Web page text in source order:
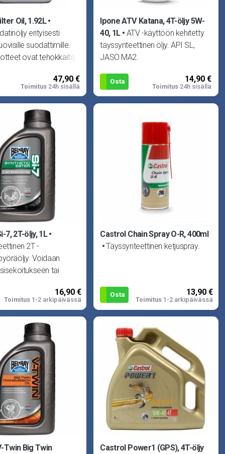
Oil, 1.92L
erityisesti
suodattimille.
ovat tehokkaita,
47,90 €
Toimitus 24h sisällä
Ipone ATV Katana, 4T-öljy 5W-
40, 1L
ATV -käyttöön kehitetty
täyssynteettinen öljy. API SL,
JASO MA2.
Osta 14,90 €
Toimitus 24h sisällä
7, 2T-öljy, 1L
2T -
Voidaan
tai
16,90 €
Toimitus1-2 arkipäivässä
Castrol Chain Spray O-R, 400ml
Täyssynteettinen ketjuspray.
Osta 13,90 €
Toimitus1-2 arkipäivässä
Twin Big Twin
Castrol Power1 (GPS), 4T-öljy